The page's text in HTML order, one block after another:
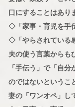
口にすることはあり
◇「家事・育児を手
◇「やらされている
夫の使う言葉からも
「手伝う」で「自分
のではないというこ
妻の「ワンオペ」し